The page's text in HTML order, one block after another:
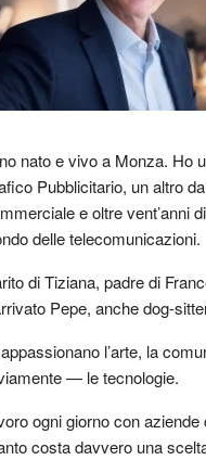
nato e vivo a Monza. Ho
Pubblicitario, un altro
e oltre vent’anni
delle telecomunicazioni.
di Tiziana, padre di
Pepe, anche dog-
l’arte, la
— le tecnologie.
ogni giorno con
costa davvero una